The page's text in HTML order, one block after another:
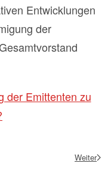
Entwicklungen
der
der Emittenten zu
Weiter